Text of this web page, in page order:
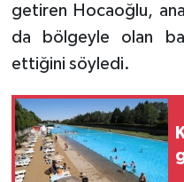
getiren Hocaoğlu,
da bölgeyle olan
ettiğini söyledi.